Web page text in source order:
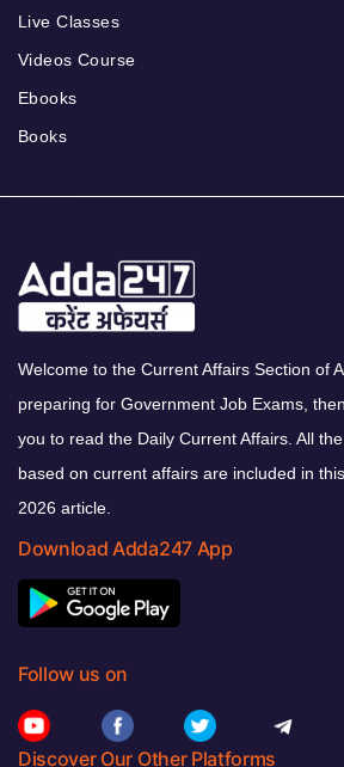
Live Classes
Videos Course
Ebooks
Books
Welcome to the Current Affairs Section of
preparing for Government Job Exams,
you to read the Daily Current Affairs. All
based on current affairs are included in
2026 article.
Download Adda247 App
Follow us on
Discover Our Other Platforms